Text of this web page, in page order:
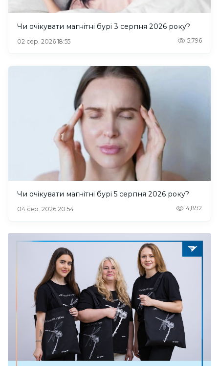
Чи очікувати магнітні бурі 3 серпня 2026 року?
02 сер. 2026 18:55 5,796
Чи очікувати магнітні бурі 5 серпня 2026 року?
04 сер. 2026 20:54 4,892